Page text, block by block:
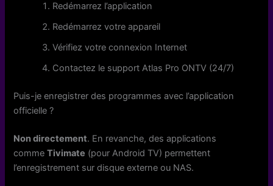
Redémarrez l’application
Redémarrez votre appareil
Vérifiez votre connexion Internet
Contactez le support Atlas Pro ONTV (24/7)
Puis-je enregistrer des programmes avec l’application
officielle ?
Non directement. En revanche, des applications
commeTivimate (pour Android TV) permettent
l’enregistrement sur disque externe ou NAS.